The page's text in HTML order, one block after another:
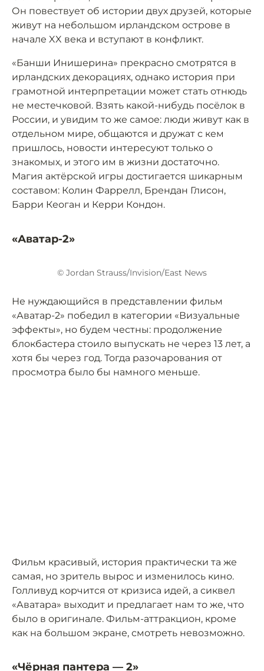
Он повествует об истории двух друзей, которые
живут на небольшом ирландском острове в
начале XX века и вступают в конфликт.
«Банши Инишерина» прекрасно смотрятся в
ирландских декорациях, однако история при
грамотной интерпретации может стать отнюдь
не местечковой. Взять какой-нибудь посёлок в
России, и увидим то же самое: люди живут как в
отдельном мире, общаются и дружат с кем
пришлось, новости интересуют только о
знакомых, и этого им в жизни достаточно.
Магия актёрской игры достигается шикарным
составом: Колин Фаррелл, Брендан Глисон,
Барри Кеоган и Керри Кондон.
«Аватар-2»
© Jordan Strauss/Invision/East News
Не нуждающийся в представлении фильм
«Аватар-2» победил в категории «Визуальные
эффекты», но будем честны: продолжение
блокбастера стоило выпускать не через 13 лет, а
хотя бы через год. Тогда разочарования от
просмотра было бы намного меньше.
Фильм красивый, история практически та же
самая, но зритель вырос и изменилось кино.
Голливуд корчится от кризиса идей, а сиквел
«Аватара» выходит и предлагает нам то же, что
было в оригинале. Фильм-аттракцион, кроме
как на большом экране, смотреть невозможно.
«Чёрная пантера — 2»